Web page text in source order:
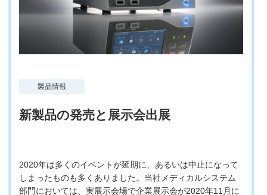
製品情報
新製品の発売と展示会出展
2020年は多くのイベントが延期に、あるいは中止になって
しまったものも多くありました。当社メディカルシステム
部門においては、実展示会場で企業展示会が2020年11月に